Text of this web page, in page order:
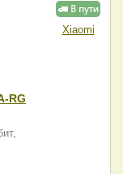
Xiaomi
RG